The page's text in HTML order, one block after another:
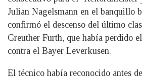
Julian Nagelsmann en el banquillo
confirmó el descenso del último
Greuther Furth, que había perdido
contra el Bayer Leverkusen.
El técnico había reconocido antes